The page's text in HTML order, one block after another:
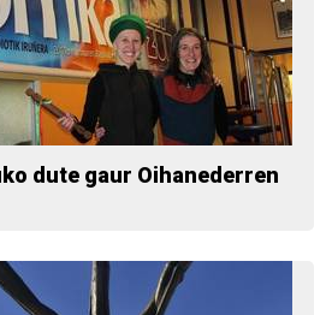
dute gaur Oihanederren